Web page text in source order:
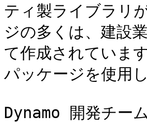
ティ製ライブラリ
ジの多くは、建設
て作成されていま
パッケージを使用
Dynamo 開発チー